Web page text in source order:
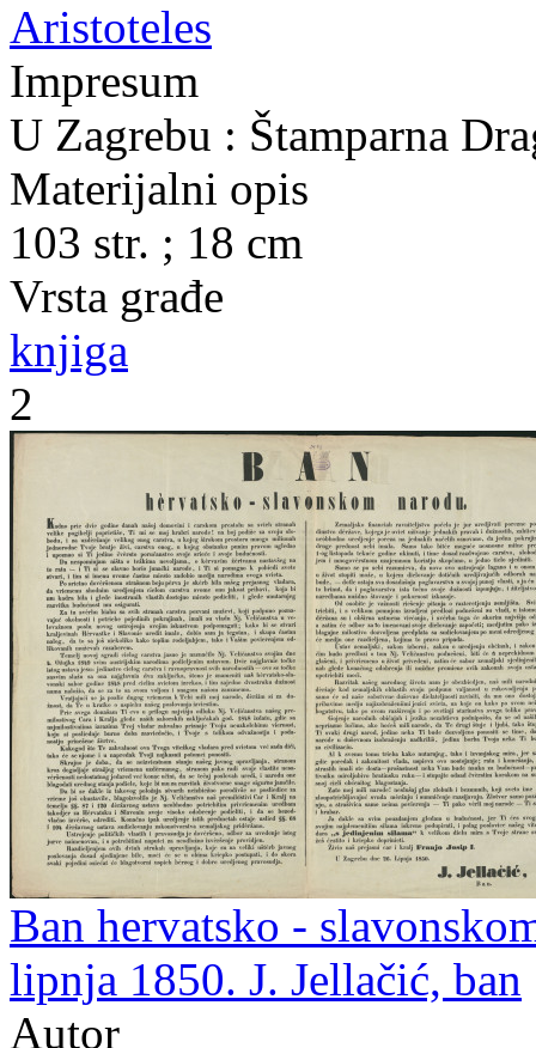
Aristoteles
Impresum
U Zagrebu : Štamparna
Materijalni opis
103 str. ; 18 cm
Vrsta građe
knjiga
2
Ban hervatsko -
lipnja 1850. J. Jellačić, ban
Autor